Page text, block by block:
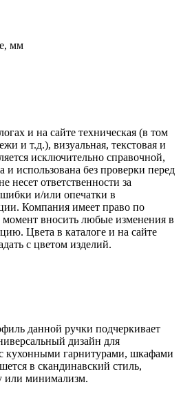
мм
и на сайте техническая (в том
и т.д.), визуальная, текстовая и
исключительно справочной,
использована без проверки перед
ответственности за
и/или опечатки в
Компания имеет право по
вносить любые изменения в
Цвета в каталоге и на сайте
с цветом изделий.
данной ручки подчеркивает
дизайн для
кухонными гарнитурами, шкафами
в скандинавский стиль,
или минимализм.